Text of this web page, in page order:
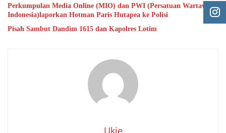
Perkumpulan Media Online (MIO) dan PWI (Persatuan Wartawan
Indonesia)laporkan Hotman Paris Hutapea ke Polisi
Pisah Sambut Dandim 1615 dan Kapolres Lotim
Ukie